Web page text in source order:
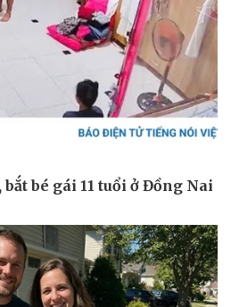
Ô tô - Xe máy
Xe máy
Tư vấn